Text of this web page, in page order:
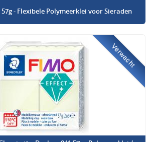
57g - Flexibele Polymeerklei voor Sieraden
Verwacht